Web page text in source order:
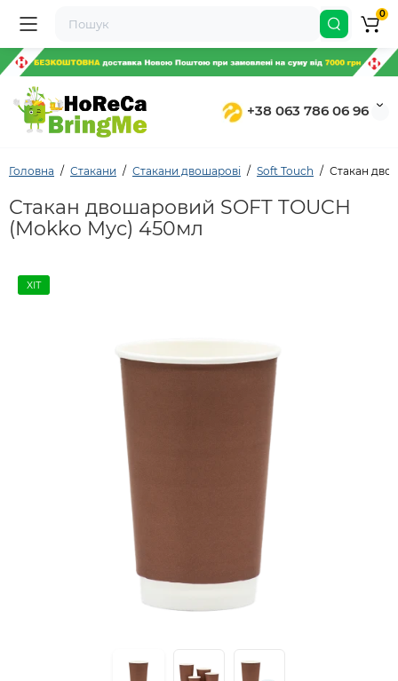
+38 063 786 06 96
0
Головна Стакани Стакани двошарові Soft Touch Стакан
Стакан двошаровий SOFT TOUCH
(Mokko Myc) 450мл
ХІТ